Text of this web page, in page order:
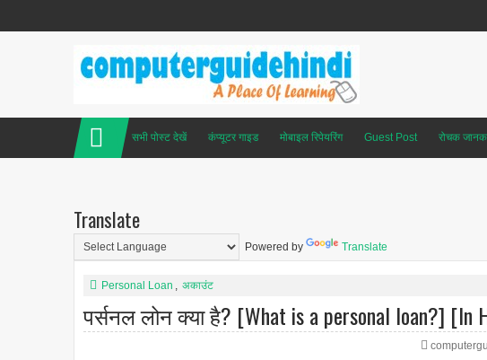
सभी पोस्ट देखें कंप्यूटर गाइड मोबाइल रिपेयरिंग Guest Post रोचक
Translate
Powered by Translate
Personal Loan , अकाउंट
पर्सनल लोन क्या है? [What is a personal loan?] [In